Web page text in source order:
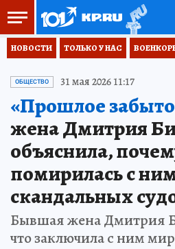
НОВОСТИ ТОЛЬКО У НАС
ОБЩЕСТВО 31 мая 2026 11:17
«Прошлое
жена Дмитрия
объяснила,
помирилась с
скандальных
Бывшая жена Дмитрия
что заключила с ним